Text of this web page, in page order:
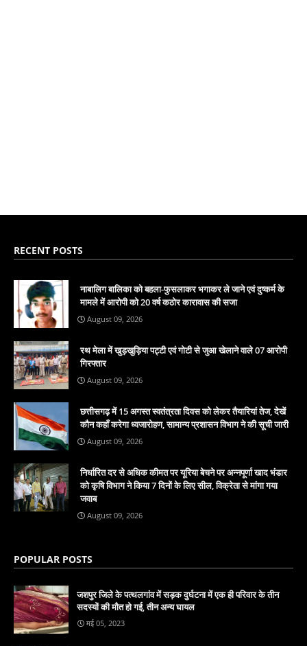
RECENT POSTS
नाबालिग बालिका को बहला-फुसलाकर भगाकर ले जाने एवं दुष्कर्म के
मामले में आरोपी को 20 वर्ष कठोर कारावास की सजा
August 09, 2026
रथ मेला में खुड़खुड़िया पट्टी एवं गोटी से जुआ खेलाने वाले 07 आरोपी
गिरफ्तार
August 09, 2026
छत्तीसगढ़ में 15 अगस्त स्वतंत्रता दिवस को लेकर तैयारियां तेज, देखें
कौन कहाँ करेगा ध्वजारोहण, सामान्य प्रशासन विभाग ने की सूची जारी
August 09, 2026
निर्धारित दर से अधिक कीमत पर यूरिया बेचने पर अन्नपूर्णा खाद भंडार
को कृषि विभाग ने किया 7 दिनों के लिए सील, विक्रेता से मांगा गया
जवाब
August 09, 2026
POPULAR POSTS
जशपुर जिले के पत्थलगांव में सड़क दुर्घटना में एक ही परिवार के तीन
सदस्यों की मौत हो गई, तीन अन्य घायल
मई 05, 2023